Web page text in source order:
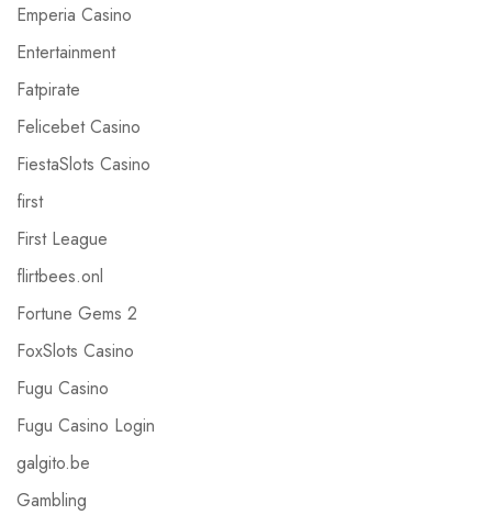
Emperia Casino
Entertainment
Fatpirate
Felicebet Casino
FiestaSlots Casino
first
First League
flirtbees.onl
Fortune Gems 2
FoxSlots Casino
Fugu Casino
Fugu Casino Login
galgito.be
Gambling